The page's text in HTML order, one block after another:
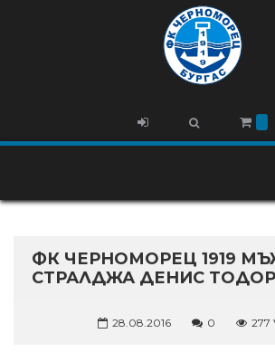
ФК ЧЕРНОМОРЕЦ 1919
СТРАЛДЖА ДЕНИС
28.08.2016 0 277